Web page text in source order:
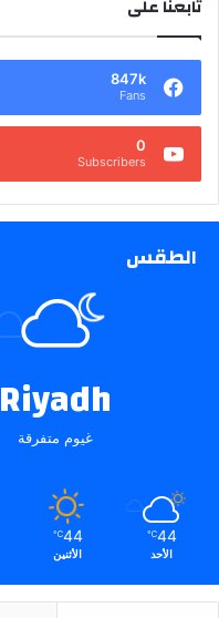
تابعنا على
847k
Fans
0
Subscribers
الطقس
Riyadh
غيوم متفرقة
44
℃
الأحد
44
℃
الأثنين